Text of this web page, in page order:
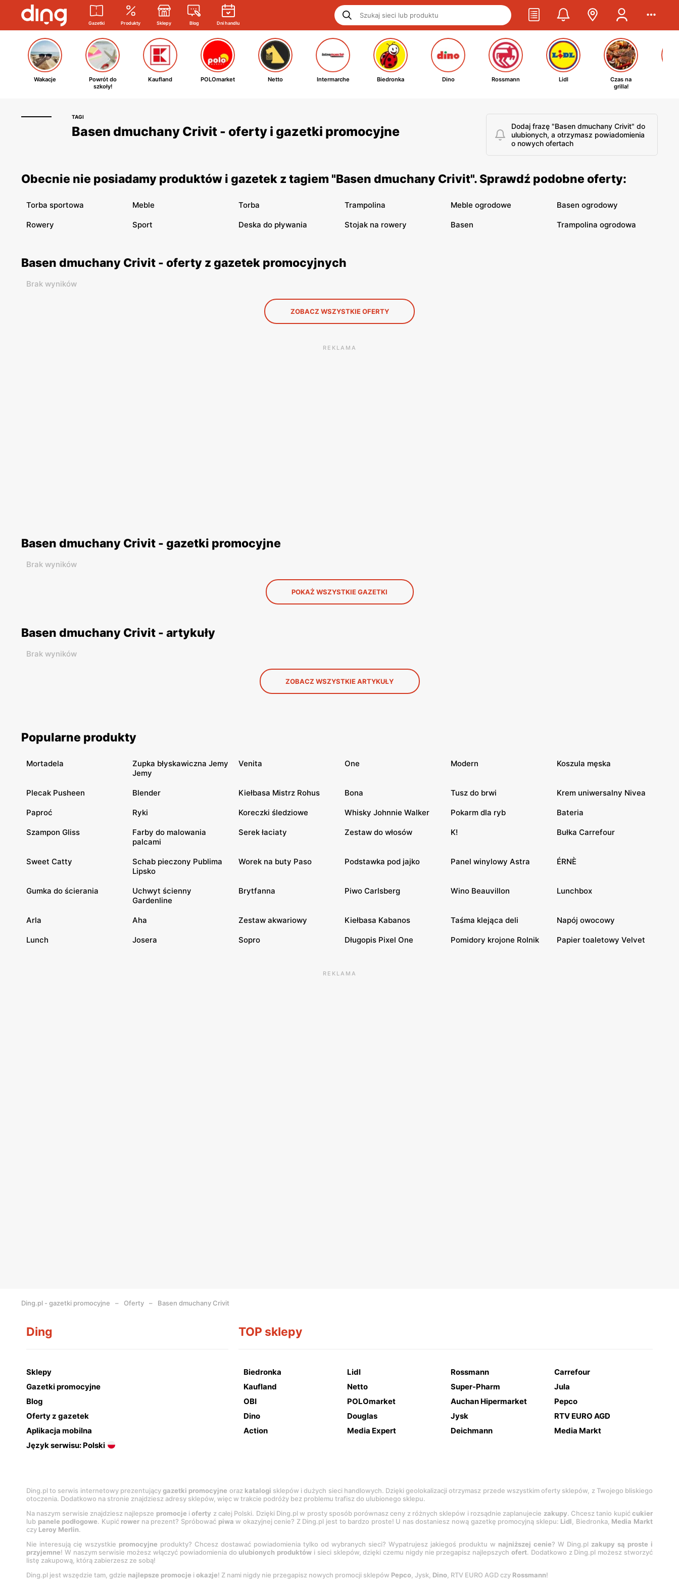
Gazetki Produkty Sklepy Blog Dni handlu
Wakacje
Powrót do
szkoły!
Kaufland POLOmarket Netto Intermarche Biedronka Dino Rossmann Lidl
Czas na
grilla!
TAGI
Basen dmuchany Crivit - oferty i gazetki promocyjne
Dodaj frazę "Basen dmuchany Crivit" do
ulubionych, a otrzymasz powiadomienia
o nowych ofertach
Obecnie nie posiadamy produktów i gazetek z tagiem "Basen dmuchany Crivit". Sprawdź podobne oferty:
Torba sportowa Meble Torba Trampolina Meble ogrodowe Basen ogrodowy
Rowery Sport Deska do pływania Stojak na rowery Basen Trampolina ogrodowa
Basen dmuchany Crivit - oferty z gazetek promocyjnych
Brak wyników
ZOBACZ WSZYSTKIE OFERTY
REKLAMA
Basen dmuchany Crivit - gazetki promocyjne
Brak wyników
POKAŻ WSZYSTKIE GAZETKI
Basen dmuchany Crivit - artykuły
Brak wyników
ZOBACZ WSZYSTKIE ARTYKUŁY
Popularne produkty
Mortadela
Zupka błyskawiczna Jemy
Jemy
Venita One Modern Koszula męska
Plecak Pusheen Blender Kiełbasa Mistrz Rohus Bona Tusz do brwi Krem uniwersalny Nivea
Paproć Ryki Koreczki śledziowe Whisky Johnnie Walker Pokarm dla ryb Bateria
Szampon Gliss
Farby do malowania
palcami
Serek łaciaty Zestaw do włosów K! Bułka Carrefour
Sweet Catty
Schab pieczony Publima
Lipsko
Worek na buty Paso Podstawka pod jajko Panel winylowy Astra ÉRNÈ
Gumka do ścierania
Uchwyt ścienny
Gardenline
Brytfanna Piwo Carlsberg Wino Beauvillon Lunchbox
Arla Aha Zestaw akwariowy Kiełbasa Kabanos Taśma klejąca deli Napój owocowy
Lunch Josera Sopro Długopis Pixel One Pomidory krojone Rolnik Papier toaletowy Velvet
REKLAMA
Ding.pl - gazetki promocyjne Oferty Basen dmuchany Crivit
Ding
Sklepy
Gazetki promocyjne
Blog
Oferty z gazetek
Aplikacja mobilna
Język serwisu: Polski
TOP sklepy
Biedronka Lidl Rossmann
Carrefour
Kaufland
Netto Super-Pharm
Jula
OBI
POLOmarket Auchan Hipermarket
Pepco
Dino
Douglas Jysk
RTV EURO AGD
Action
Media Expert Deichmann Media Markt
Ding.pl to serwis internetowy prezentującygazetki promocyjne oraz katalogi sklepów i dużych sieci handlowych. Dzięki geolokalizacji otrzymasz przede wszystkim oferty sklepów, z Twojego bliskiego
otoczenia. Dodatkowo na stronie znajdziesz adresy sklepów, więc w trakcie podróży bez problemu trafisz do ulubionego sklepu.
Na naszym serwisie znajdziesz najlepsze promocje ioferty z całej Polski. Dzięki Ding.pl w prosty sposób porównasz ceny z różnych sklepów i rozsądnie zaplanujecie zakupy. Chcesz tanio kupićcukier
lub panele podłogowe. Kupić rower na prezent? Spróbować piwa w okazyjnej cenie? Z Ding.pl jest to bardzo proste! U nas dostaniesz nową gazetkę promocyjną sklepu: Lidl, Biedronka, Media Markt
czy Leroy Merlin.
Nie interesują cię wszystkie promocyjne produkty? Chcesz dostawać powiadomienia tylko od wybranych sieci? Wypatrujesz jakiegoś produktu w najniższej cenie? W Ding.pl zakupy są proste i
przyjemne! W naszym serwisie możesz włączyć powiadomienia do ulubionych produktów i sieci sklepów, dzięki czemu nigdy nie przegapisz najlepszychofert. Dodatkowo z Ding.pl możesz stworzyć
listę zakupową, którą zabierzesz ze sobą!
Ding.pl jest wszędzie tam, gdzie najlepsze promocje i okazje! Z nami nigdy nie przegapisz nowych promocji sklepów Pepco, Jysk, Dino, RTV EURO AGD czy Rossmann!